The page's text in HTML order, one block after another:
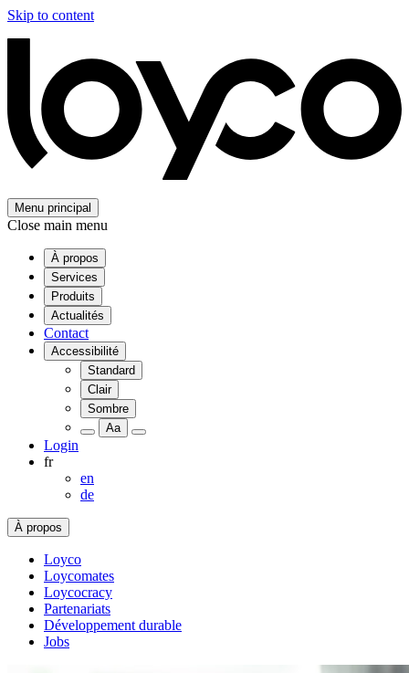
Skip to content
Menu principal
Close main menu
À propos
Services
Produits
Actualités
Contact
Accessibilité
Standard
Clair
Sombre
Aa
Login
fr
en
de
À propos
Loyco
Loycomates
Loycocracy
Partenariats
Développement durable
Jobs